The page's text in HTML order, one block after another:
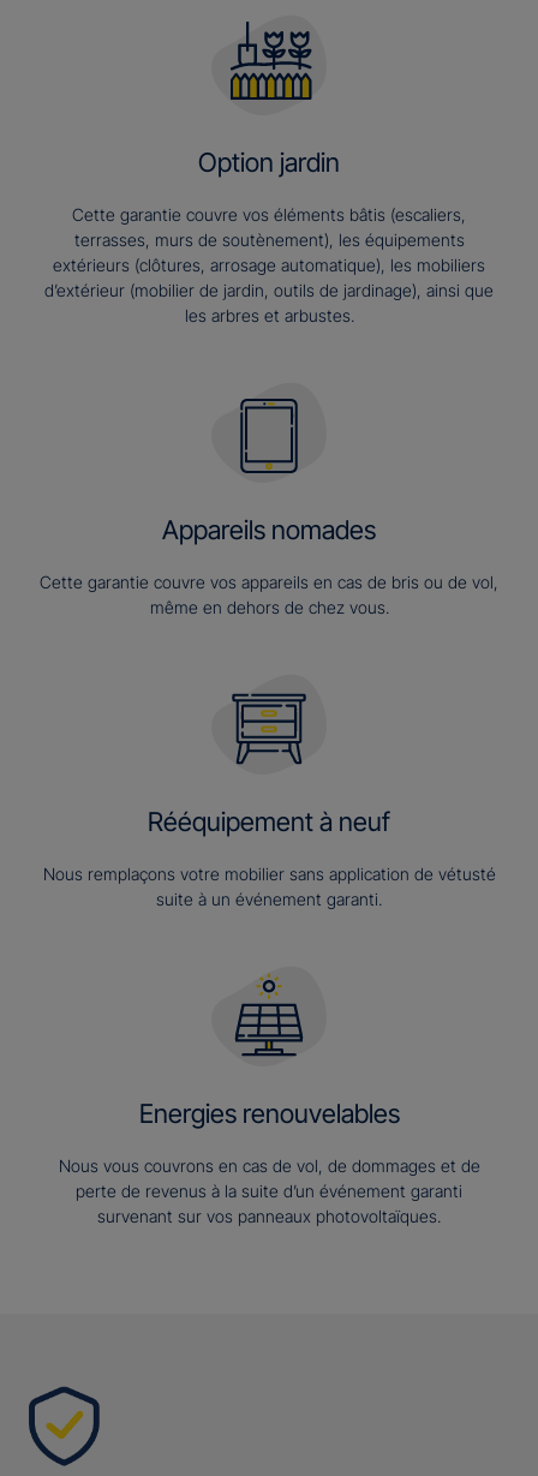
Option jardin
Cette garantie couvre vos éléments bâtis (escaliers,
terrasses, murs de soutènement), les équipements
extérieurs (clôtures, arrosage automatique), les mobiliers
d’extérieur (mobilier de jardin, outils de jardinage), ainsi que
les arbres et arbustes.
Appareils nomades
Cette garantie couvre vos appareils en cas de bris ou de vol,
même en dehors de chez vous.
Rééquipement à neuf
Nous remplaçons votre mobilier sans application de vétusté
suite à un événement garanti.
Energies renouvelables
Nous vous couvrons en cas de vol, de dommages et de
perte de revenus à la suite d’un événement garanti
survenant sur vos panneaux photovoltaïques.